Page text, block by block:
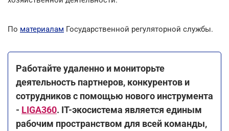
По материалам Государственной регуляторной службы.
Работайте удаленно и мониторьте
деятельность партнеров, конкурентов и
сотрудников с помощью нового инструмента
- LIGA360. IT-экосистема является единым
рабочим пространством для всей команды,